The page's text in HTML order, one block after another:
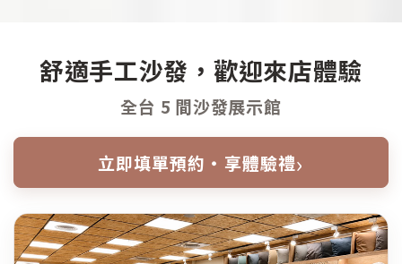
舒適手工沙發，歡迎來店體驗
全台 5 間沙發展示館
立即填單預約・享體驗禮›